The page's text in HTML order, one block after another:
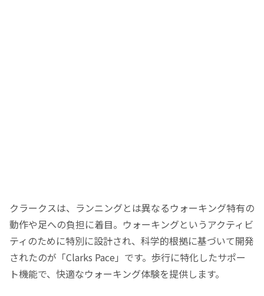
クラークスは、ランニングとは異なるウォーキング特有の
動作や足への負担に着目。ウォーキングというアクティビ
ティのために特別に設計され、科学的根拠に基づいて開発
されたのが「Clarks Pace」です。歩行に特化したサポー
ト機能で、快適なウォーキング体験を提供します。